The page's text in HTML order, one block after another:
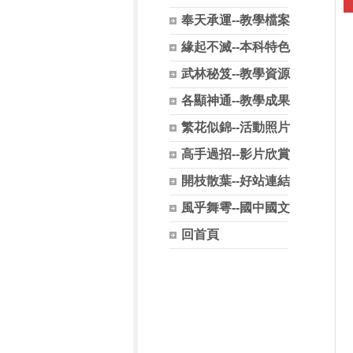
奉天承運--教學檔案
緣起不滅--本科特色
武林秘笈--教學資源
各顯神通--教學成果
繁花似錦--活動照片
高手過招--影片欣賞
開枝散葉--好站連結
風乎舞雩--國中國文
回首頁